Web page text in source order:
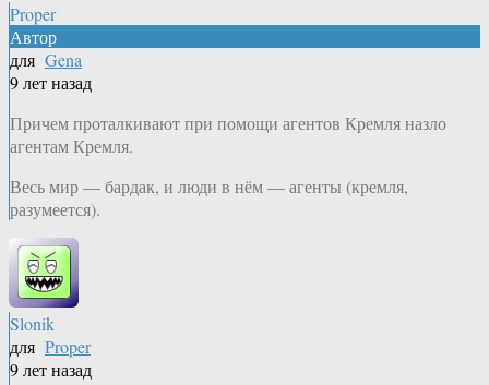
Proper
Автор
для Gena
9 лет назад
Причем проталкивают при помощи агентов Кремля назло
агентам Кремля.
Весь мир — бардак, и люди в нём — агенты (кремля,
разумеется).
Slonik
для Proper
9 лет назад